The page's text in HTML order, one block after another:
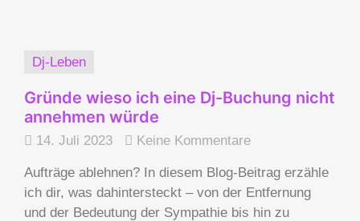
Dj-Leben
Gründe wieso ich eine Dj-Buchung nicht
annehmen würde
14. Juli 2023 Keine Kommentare
Aufträge ablehnen? In diesem Blog-Beitrag erzähle
ich dir, was dahintersteckt – von der Entfernung
und der Bedeutung der Sympathie bis hin zu